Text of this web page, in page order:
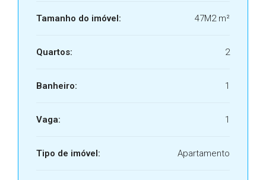
Tamanho do imóvel: 47M2 m²
Quartos: 2
Banheiro: 1
Vaga: 1
Tipo de imóvel: Apartamento